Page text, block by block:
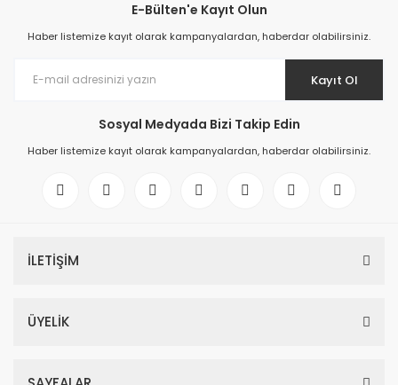
E-Bülten'e Kayıt Olun
Haber listemize kayıt olarak kampanyalardan, haberdar olabilirsiniz.
Kayıt Ol
Sosyal Medyada Bizi Takip Edin
Haber listemize kayıt olarak kampanyalardan, haberdar olabilirsiniz.
İLETİŞİM
ÜYELİK